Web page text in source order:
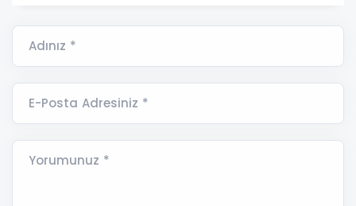
Adınız *
E-Posta Adresiniz *
Yorumunuz *